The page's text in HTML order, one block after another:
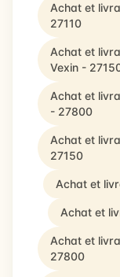
Achat et
27110
Achat et
Vexin -
Achat et
- 27800
Achat et
27150
Achat et
Achat et
Achat et
27800